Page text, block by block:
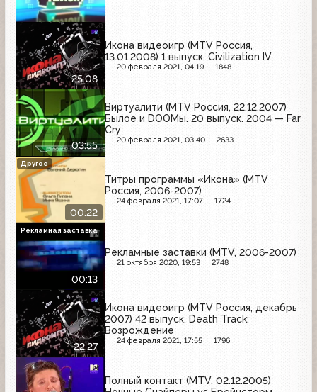
25:08
Икона видеоигр (MTV Россия,
13.01.2008) 1 выпуск. Civilization IV
20 февраля 2021, 04:19 1848
03:55
Виртуалити (MTV Россия, 22.12.2007)
Былое и DOOMы. 20 выпуск. 2004 — Far
Cry
20 февраля 2021, 03:40 2633
00:22
Титры программы «Икона» (MTV
Россия, 2006-2007)
24 февраля 2021, 17:07 1724
Другое
00:13
Рекламные заставки (MTV, 2006-2007)
21 октября 2020, 19:53 2748
Рекламная заставка
22:27
Икона видеоигр (MTV Россия, декабрь
2007) 42 выпуск. Death Track:
Возрождение
24 февраля 2021, 17:55 1796
Полный контакт (MTV, 02.12.2005)